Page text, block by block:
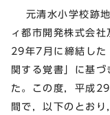
元清水小学校跡地
ィ都市開発株式会
29年7月に締結した
関する覚書」に基
た。この度，平成
間で，以下のとお